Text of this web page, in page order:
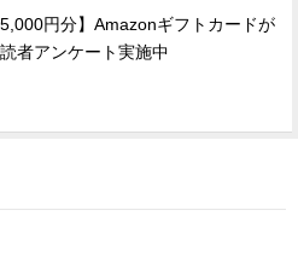
5,000円分】Amazonギフトカードが
者アンケート実施中